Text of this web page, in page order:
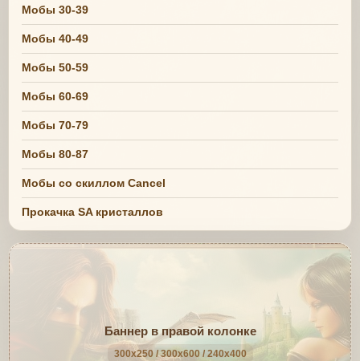
Мобы 30-39
Мобы 40-49
Мобы 50-59
Мобы 60-69
Мобы 70-79
Мобы 80-87
Мобы со скиллом Cancel
Прокачка SA кристаллов
Баннер в правой колонке
300x250 / 300x600 / 240x400